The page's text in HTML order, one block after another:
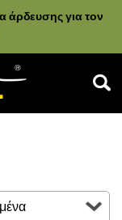
άρδευσης για τον